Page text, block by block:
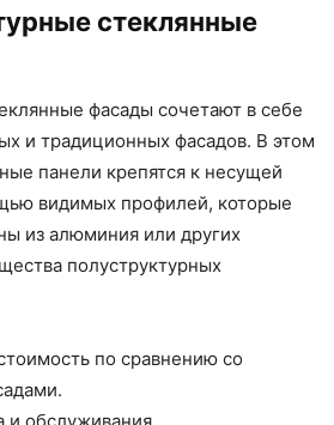
стеклянные
фасады сочетают в себе
и традиционных фасадов. В этом
панели крепятся к несущей
видимых профилей, которые
из алюминия или других
полуструктурных
по сравнению со